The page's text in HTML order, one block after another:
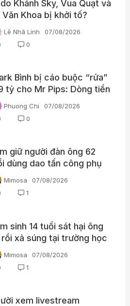
do Khánh Sky, Vua Quạt và
Văn Khoa bị khởi tố?
Lê Nhã Linh
07/08/2026
0
Bình bị cáo buộc “rửa”
tỷ cho Mr Pips: Dòng tiền
qua Ngân Lượng như thế
Phuong Chi
07/08/2026
0
giữ người đàn ông 62
dùng dao tấn công phụ
chợ
Mimosa
07/08/2026
1
sinh 14 tuổi sát hại ông
rồi xả súng tại trường học
Lan
Mimosa
07/08/2026
1
xem livestream